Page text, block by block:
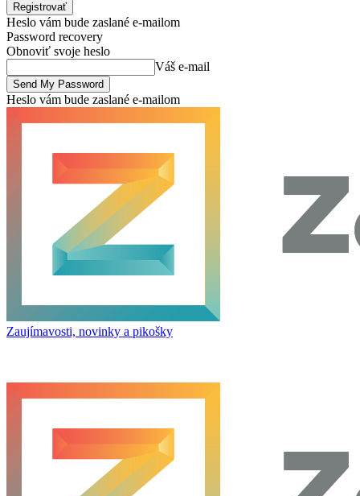
Heslo vám bude zaslané e-mailom
Password recovery
Obnoviť svoje heslo
Váš e-mail
Heslo vám bude zaslané e-mailom
Zaujímavosti, novinky a pikošky